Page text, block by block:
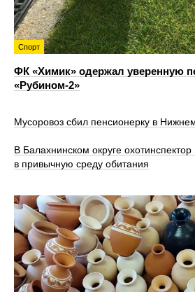
Спорт
ФК «Химик» одержал уверенную
«Рубином‑2»
Мусоровоз сбил пенсионерку в
В Балахнинском округе
в привычную среду обитания